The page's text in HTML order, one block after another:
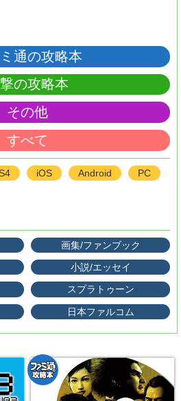
通の攻略本
の攻略本
その他
すべて
iOS Android PC
画集/ファンブック
小説/エッセイ
スプラトゥーン
日本ファルコム